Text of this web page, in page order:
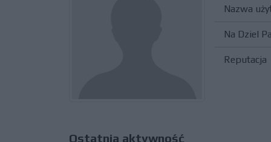
Nazwa
Na Dziel
Reputacja
Ostatnia aktywność